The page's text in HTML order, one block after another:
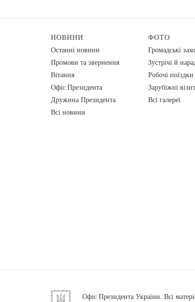
НОВИНИ
Останні новини
Промови та звернення
Вiтання
Офіс Президента
Дружина Президента
Всі новини
ФОТО
Громадські
Зустрічі й
Робочі поїздки
Зарубіжні
Всі галереї
Офіс Президента України. Всі